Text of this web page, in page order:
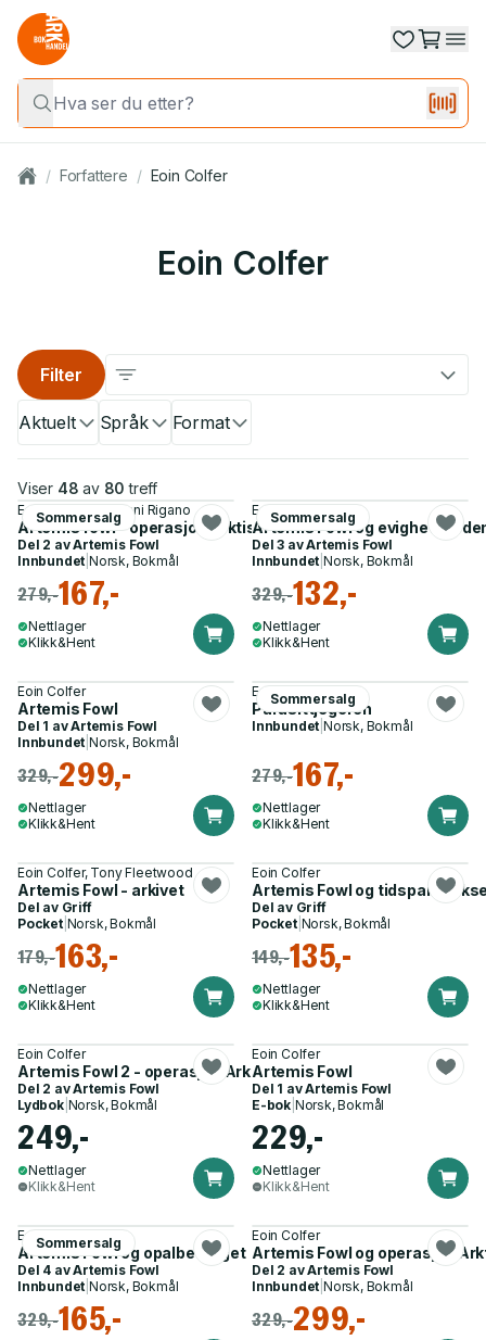
/ Forfattere / Eoin Colfer
Eoin Colfer
Aktuelt Språk Format
Filter
Viser 48 av 80 treff
Sommersalg
Eoin Colfer, Giovanni Rigano
Artemis fowl - operasjon Arktis : tegneserieroman
Del 2 avArtemis Fowl
Innbundet |Norsk, Bokmål
279,-167,-
Nettlager
Klikk&Hent
Sommersalg
Eoin Colfer
Artemis Fowl og
Del 3 avArtemis Fowl
Innbundet |Norsk, Bokmål
329,-132,-
Nettlager
Klikk&Hent
Eoin Colfer
Artemis Fowl
Del 1 avArtemis Fowl
Innbundet |Norsk, Bokmål
329,-299,-
Nettlager
Klikk&Hent
Sommersalg
Eoin Colfer
Parasittjegeren
Innbundet |Norsk, Bokmål
279,-167,-
Nettlager
Klikk&Hent
Eoin Colfer, Tony Fleetwood
Artemis Fowl - arkivet
Del av Griff
Pocket| Norsk, Bokmål
179,-163,-
Nettlager
Klikk&Hent
Eoin Colfer
Artemis Fowl og
Del av Griff
Pocket| Norsk, Bokmål
149,-135,-
Nettlager
Klikk&Hent
Eoin Colfer
Artemis Fowl 2 - operasjon Arktis
Del 2 avArtemis Fowl
Lydbok| Norsk, Bokmål
249,-
Nettlager
Klikk&Hent
Eoin Colfer
Artemis Fowl
Del 1 avArtemis Fowl
E-bok Norsk, Bokmål
229,-
Nettlager
Klikk&Hent
Sommersalg
Eoin Colfer
Artemis Fowl og opalbedraget
Del 4 avArtemis Fowl
Innbundet |Norsk, Bokmål
329,-165,-
Eoin Colfer
Artemis Fowl og operasjon
Del 2 avArtemis Fowl
Innbundet |Norsk, Bokmål
329,-299,-